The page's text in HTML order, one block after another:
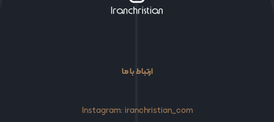
ارتباط با ما
Instagram: iranchristian_com